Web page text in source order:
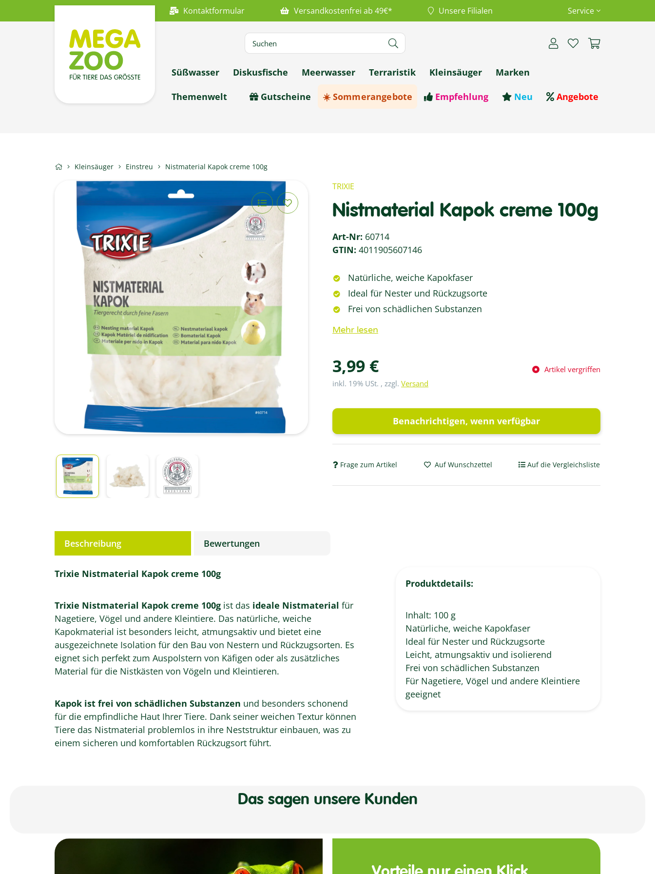
Kontaktformular Versandkostenfrei ab 49€* Unsere Filialen Service
Süßwasser Diskusfische Meerwasser Terraristik Kleinsäuger Marken
Themenwelt Gutscheine ☀️ Sommerangebote Empfehlung Neu Angebote
Kleinsäuger Einstreu Nistmaterial Kapok creme 100g
TRIXIE
Nistmaterial Kapok creme 100g
Art-Nr: 60714
GTIN: 4011905607146
Natürliche, weiche Kapokfaser
Ideal für Nester und Rückzugsorte
Frei von schädlichen Substanzen
Mehr lesen
3,99 €
inkl. 19% USt. , zzgl. Versand
Artikel vergriffen
Benachrichtigen, wenn verfügbar
Frage zum Artikel Auf Wunschzettel Auf die Vergleichsliste
weitere Registerkarten anzeigen
Beschreibung Bewertungen
Trixie Nistmaterial Kapok creme 100g
Trixie Nistmaterial Kapok creme 100g ist das ideale Nistmaterial für
Nagetiere, Vögel und andere Kleintiere. Das natürliche, weiche
Kapokmaterial ist besonders leicht, atmungsaktiv und bietet eine
ausgezeichnete Isolation für den Bau von Nestern und Rückzugsorten. Es
eignet sich perfekt zum Auspolstern von Käfigen oder als zusätzliches
Material für die Nistkästen von Vögeln und Kleintieren.
Kapok ist frei von schädlichen Substanzen und besonders schonend
für die empfindliche Haut Ihrer Tiere. Dank seiner weichen Textur können
Tiere das Nistmaterial problemlos in ihre Neststruktur einbauen, was zu
einem sicheren und komfortablen Rückzugsort führt.
Produktdetails:
Inhalt: 100 g
Natürliche, weiche Kapokfaser
Ideal für Nester und Rückzugsorte
Leicht, atmungsaktiv und isolierend
Frei von schädlichen Substanzen
Für Nagetiere, Vögel und andere Kleintiere
geeignet
Das sagen unsere Kunden